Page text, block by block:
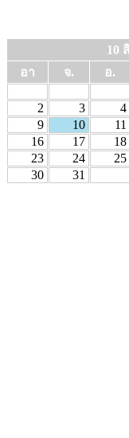
10
อา
จ. อ.
2
3 4
9
10 11
16
17 18
23
24 25
30
31